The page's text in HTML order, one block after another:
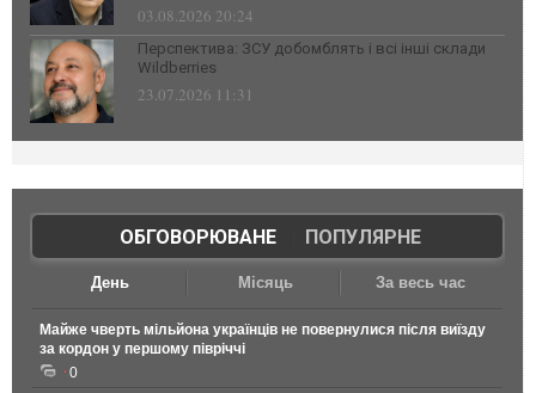
03.08.2026 20:24
Перспектива: ЗСУ добомблять і всі інші склади
Wildberries
23.07.2026 11:31
ОБГОВОРЮВАНЕ| ПОПУЛЯРНЕ
День Місяць За весь час
Майже чверть мільйона українців не повернулися після виїзду
за кордон у першому півріччі
0